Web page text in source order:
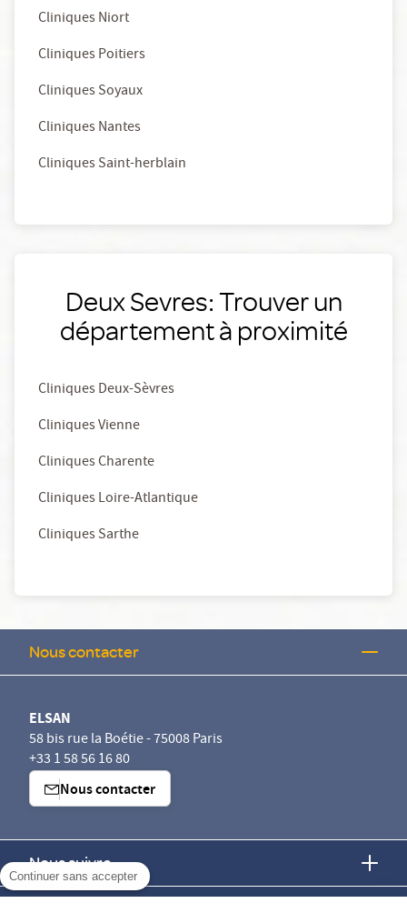
Continuer sans accepter
Cliniques Niort
Cliniques Poitiers
Cliniques Soyaux
Cliniques Nantes
Cliniques Saint-herblain
Deux Sevres: Trouver un
département à proximité
Cliniques Deux-Sèvres
Cliniques Vienne
Cliniques Charente
Cliniques Loire-Atlantique
Cliniques Sarthe
Nous contacter
ELSAN
58 bis rue la Boétie - 75008 Paris
+33 1 58 56 16 80
Nous contacter
Nous suivre